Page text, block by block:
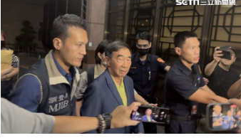
人到案說明，全案朝違反證券交易法內線交易罪
偵辦。